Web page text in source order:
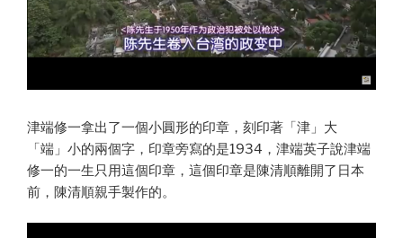
津端修一拿出了一個小圓形的印章，刻印著「津」大
「端」小的兩個字，印章旁寫的是1934，津端英子說津端
修一的一生只用這個印章，這個印章是陳清順離開了日本
前，陳清順親手製作的。